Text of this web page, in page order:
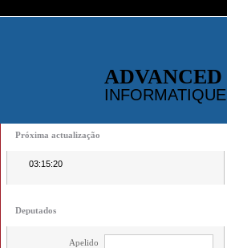
ADVANCED
INFORMATIQUE
Próxima actualização
03:15:20
Deputados
Apelido